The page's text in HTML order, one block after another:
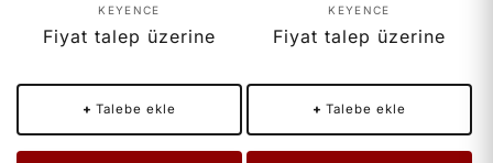
Satıcı:
KEYENCE
Fiyat talep üzerine
+ Talebe ekle
Satıcı:
KEYENCE
Fiyat talep üzerine
+ Talebe ekle